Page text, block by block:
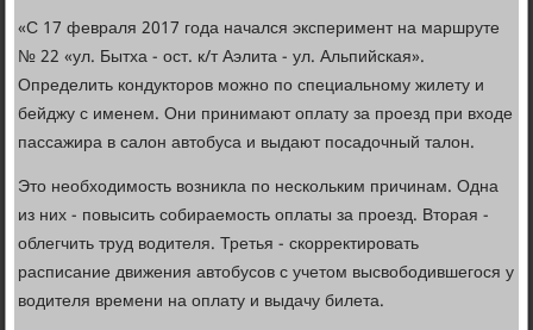
«С 17 февраля 2017 года начался эксперимент на маршруте
№ 22 «ул. Бытха - ост. к/т Аэлита - ул. Альпийская».
Определить кондукторов можно по специальному жилету и
бейджу с именем. Они принимают оплату за проезд при входе
пассажира в салон автобуса и выдают посадочный талон.
Это необходимость возникла по нескольким причинам. Одна
из них - повысить собираемость оплаты за проезд. Вторая -
облегчить труд водителя. Третья - скорректировать
расписание движения автобусов с учетом высвободившегося у
водителя времени на оплату и выдачу билета.